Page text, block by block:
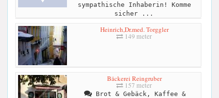
sympathische Inhaberin! Komme
sicher ...
Heinrich,Dr.med. Torggler
149 meter
Bäckerei Reingruber
157 meter
Brot & Gebäck, Kaffee &